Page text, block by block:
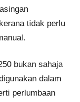
tidak perlu
bukan sahaja
dalam
perlumbaan